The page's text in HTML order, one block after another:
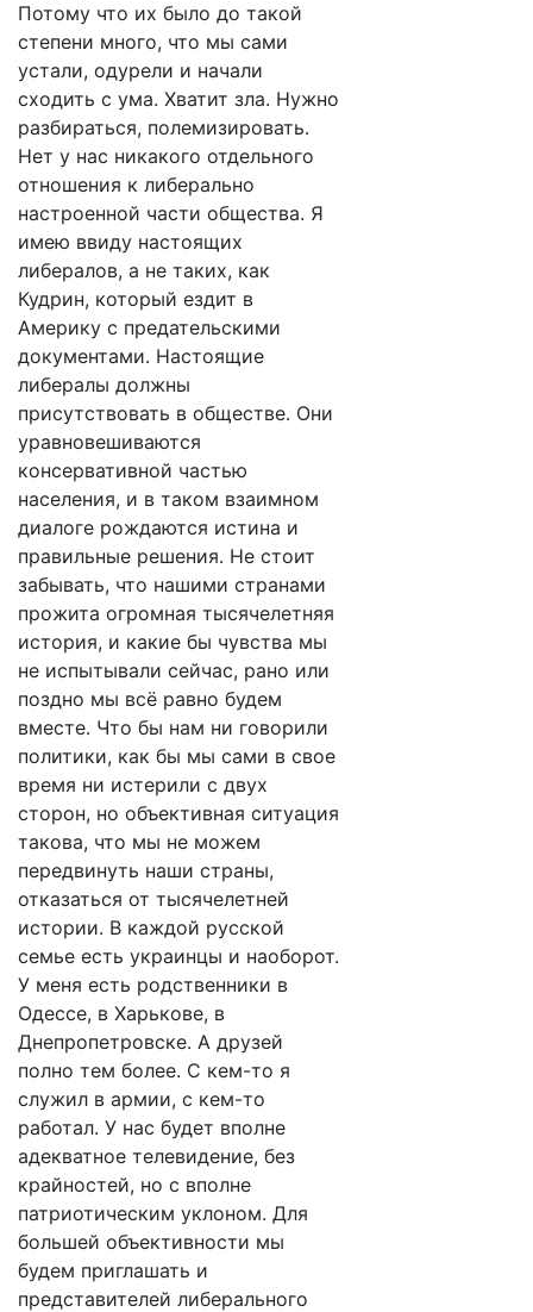
Потому что их было до такой
степени много, что мы сами
устали, одурели и начали
сходить с ума. Хватит зла. Нужно
разбираться, полемизировать.
Нет у нас никакого отдельного
отношения к либерально
настроенной части общества. Я
имею ввиду настоящих
либералов, а не таких, как
Кудрин, который ездит в
Америку с предательскими
документами. Настоящие
либералы должны
присутствовать в обществе. Они
уравновешиваются
консервативной частью
населения, и в таком взаимном
диалоге рождаются истина и
правильные решения. Не стоит
забывать, что нашими странами
прожита огромная тысячелетняя
история, и какие бы чувства мы
не испытывали сейчас, рано или
поздно мы всё равно будем
вместе. Что бы нам ни говорили
политики, как бы мы сами в свое
время ни истерили с двух
сторон, но объективная ситуация
такова, что мы не можем
передвинуть наши страны,
отказаться от тысячелетней
истории. В каждой русской
семье есть украинцы и наоборот.
У меня есть родственники в
Одессе, в Харькове, в
Днепропетровске. А друзей
полно тем более. С кем-то я
служил в армии, с кем-то
работал. У нас будет вполне
адекватное телевидение, без
крайностей, но с вполне
патриотическим уклоном. Для
большей объективности мы
будем приглашать и
представителей либерального